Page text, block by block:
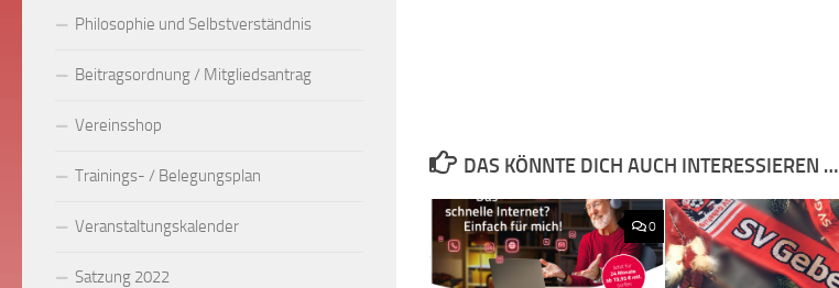
DAS KÖNNTE DICH AUCH INTERESSIEREN …
0
Philosophie und Selbstverständnis
Beitragsordnung / Mitgliedsantrag
Vereinsshop
Trainings- / Belegungsplan
Veranstaltungskalender
Satzung 2022